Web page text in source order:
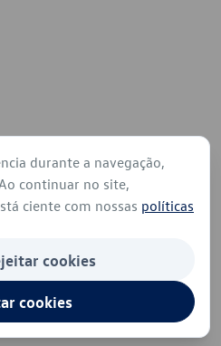
durante a navegação,
continuar no site,
ciente com nossas políticas
cookies
cookies